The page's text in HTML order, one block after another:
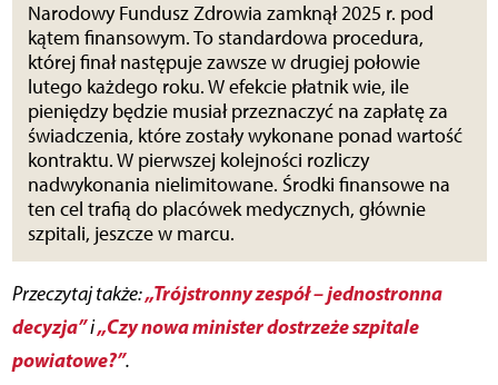
Narodowy Fundusz Zdrowia zamknął 2025 r. pod
kątem finansowym. To standardowa procedura,
której finał następuje zawsze w drugiej połowie
lutego każdego roku. W efekcie płatnik wie, ile
pieniędzy będzie musiał przeznaczyć na zapłatę za
świadczenia, które zostały wykonane ponad wartość
kontraktu. W pierwszej kolejności rozliczy
nadwykonania nielimitowane. Środki finansowe na
ten cel trafią do placówek medycznych, głównie
szpitali, jeszcze w marcu.
Przeczytaj także:„Trójstronny zespół – jednostronna
decyzja”i„Czy nowa minister dostrzeże szpitale
powiatowe?”.